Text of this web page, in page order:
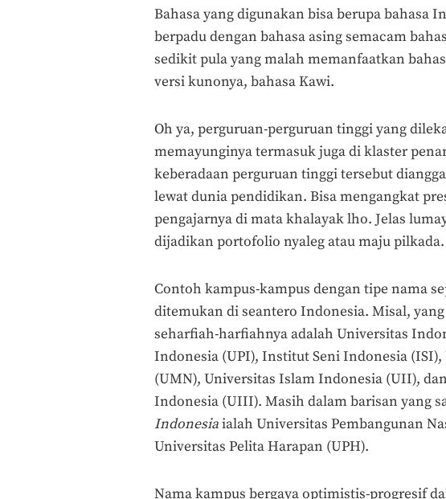
Bahasa yang digunakan bisa berupa bahasa
berpadu dengan bahasa asing semacam
sedikit pula yang malah memanfaatkan
versi kunonya, bahasa Kawi.
Oh ya, perguruan-perguruan tinggi yang
memayunginya termasuk juga di klaster
keberadaan perguruan tinggi tersebut
lewat dunia pendidikan. Bisa mengangkat
pengajarnya di mata khalayak lho. Jelas
dijadikan portofolio nyaleg atau maju pilkada.
Contoh kampus-kampus dengan tipe nama
ditemukan di seantero Indonesia. Misal,
seharfiah-harfiahnya adalah Universitas
Indonesia (UPI), Institut Seni Indonesia
(UMN), Universitas Islam Indonesia (UII),
Indonesia (UIII). Masih dalam barisan yang
Indonesiaialah Universitas Pembangunan
Universitas Pelita Harapan (UPH).
Nama kampus bergaya optimistis-progresif